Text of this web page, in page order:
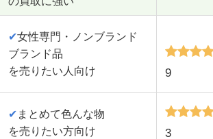
✔女性専門・ノンブランド
ブランド品
を売りたい人向け
9
✔ まとめて色んな物
を売りたい方向け
3